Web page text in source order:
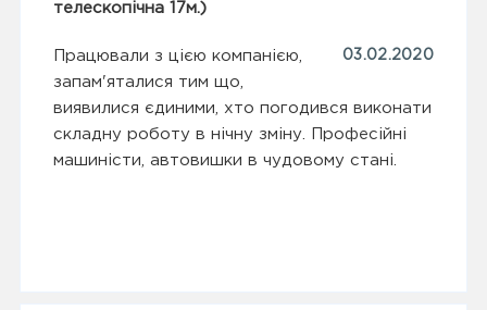
телескопічна 17м.)
03.02.2020
Працювали з цією компанією,
запам'яталися тим що,
виявилися єдиними, хто погодився виконати
складну роботу в нічну зміну. Професійні
машиністи, автовишки в чудовому стані.